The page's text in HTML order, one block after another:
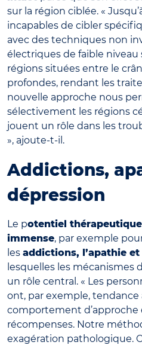
sur la région ciblée. «
incapables de cibler
avec des techniques non
électriques de faible
régions situées entre le
profondes, rendant les
nouvelle approche nous
sélectivement les régions
jouent un rôle dans les
», ajoute-t-il.
Addictions,
dépression
Le potentiel thérapeutique
immense, par exemple
les addictions, l’apathie
lesquelles les mécanismes
un rôle central. « Les
ont, par exemple,
comportement d’approche
récompenses. Notre
exagération pathologique.